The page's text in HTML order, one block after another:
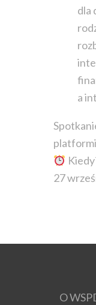
dla
a
27
O